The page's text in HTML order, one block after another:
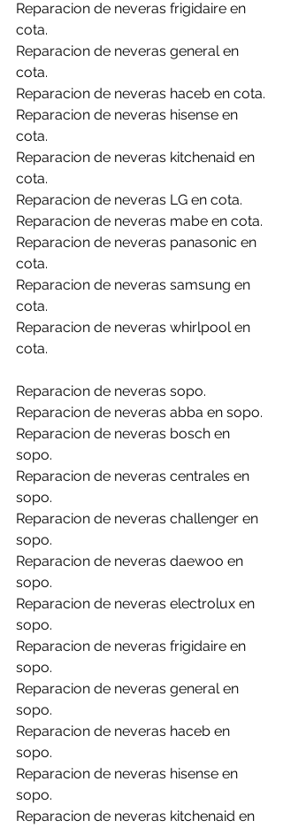
Reparacion de neveras frigidaire en
cota.
Reparacion de neveras general en
cota.
Reparacion de neveras haceb en cota.
Reparacion de neveras hisense en
cota.
Reparacion de neveras kitchenaid en
cota.
Reparacion de neveras LG en cota.
Reparacion de neveras mabe en cota.
Reparacion de neveras panasonic en
cota.
Reparacion de neveras samsung en
cota.
Reparacion de neveras whirlpool en
cota.
Reparacion de neveras sopo.
Reparacion de neveras abba en sopo.
Reparacion de neveras bosch en
sopo.
Reparacion de neveras centrales en
sopo.
Reparacion de neveras challenger en
sopo.
Reparacion de neveras daewoo en
sopo.
Reparacion de neveras electrolux en
sopo.
Reparacion de neveras frigidaire en
sopo.
Reparacion de neveras general en
sopo.
Reparacion de neveras haceb en
sopo.
Reparacion de neveras hisense en
sopo.
Reparacion de neveras kitchenaid en